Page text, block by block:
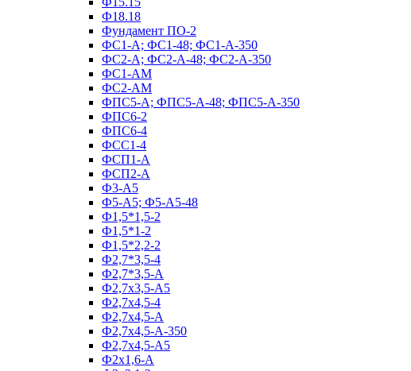
Ф18.18
Фундамент ПО‑2
ФС1-А; ФС1-48; ФС1-А-350
ФС2-А; ФС2-А-48; ФС2-А-350
ФС1-АМ
ФС2-АМ
ФПС5-А; ФПС5-А-48; ФПС5-А-350
ФПС6-2
ФПС6-4
ФСС1-4
ФСП1-А
ФСП2-А
Ф3-А5
Ф5-А5; Ф5-А5-48
Ф1,5*1,5-2
Ф1,5*1-2
Ф1,5*2,2-2
Ф2,7*3,5-4
Ф2,7*3,5-А
Ф2,7х3,5-А5
Ф2,7х4,5-4
Ф2,7х4,5-А
Ф2,7х4,5-А-350
Ф2,7х4,5-А5
Ф2х1,6-А